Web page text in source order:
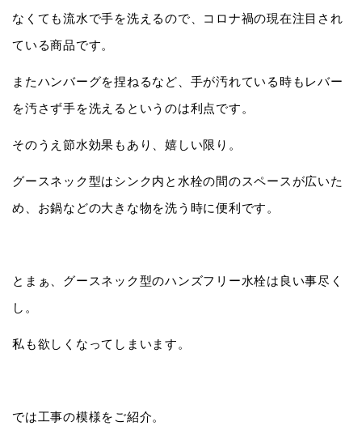
なくても流水で手を洗えるので、コロナ禍の現在注目され
ている商品です。
またハンバーグを捏ねるなど、手が汚れている時もレバー
を汚さず手を洗えるというのは利点です。
そのうえ節水効果もあり、嬉しい限り。
グースネック型はシンク内と水栓の間のスペースが広いた
め、お鍋などの大きな物を洗う時に便利です。
とまぁ、グースネック型のハンズフリー水栓は良い事尽く
し。
私も欲しくなってしまいます。
では工事の模様をご紹介。